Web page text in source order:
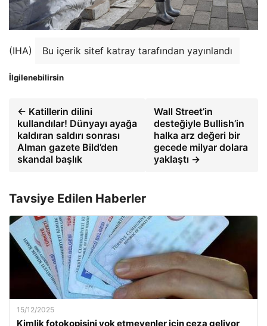
(IHA) Bu içerik sitef katray tarafından yayınlandı
İlgilenebilirsin
← Katillerin dilini
kullandılar! Dünyayı ayağa
kaldıran saldırı sonrası
Alman gazete Bild’den
skandal başlık
Wall Street’in
desteğiyle Bullish’in
halka arz değeri bir
gecede milyar dolara
yaklaştı →
Tavsiye Edilen Haberler
15/12/2025
Kimlik fotokopisini yok etmeyenler için ceza geliyor